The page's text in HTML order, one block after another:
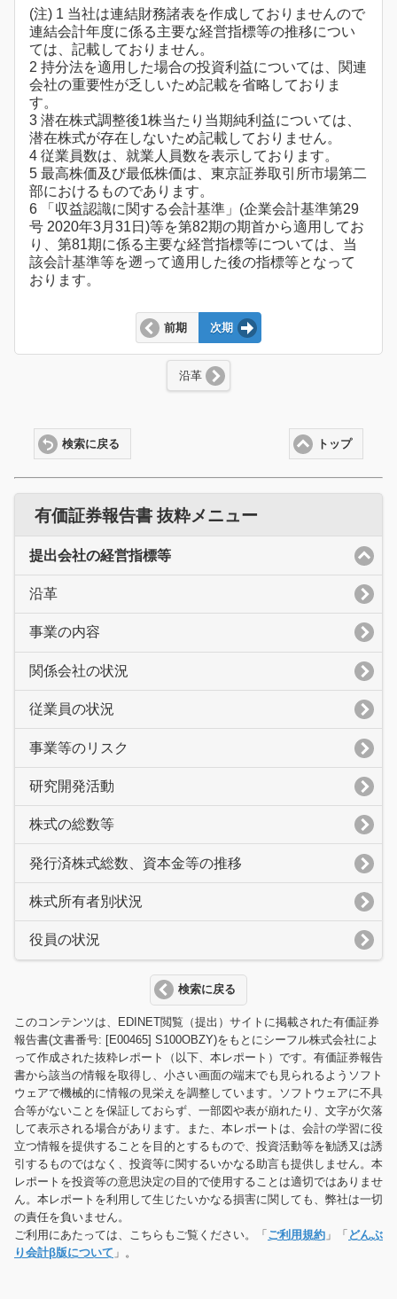
(注) 1 当社は連結財務諸表を作成しておりませんので
連結会計年度に係る主要な経営指標等の推移につい
ては、記載しておりません。
2 持分法を適用した場合の投資利益については、関連
会社の重要性が乏しいため記載を省略しておりま
す。
3 潜在株式調整後1株当たり当期純利益については、
潜在株式が存在しないため記載しておりません。
4 従業員数は、就業人員数を表示しております。
5 最高株価及び最低株価は、東京証券取引所市場第二
部におけるものであります。
6 「収益認識に関する会計基準」(企業会計基準第29
号 2020年3月31日)等を第82期の期首から適用してお
り、第81期に係る主要な経営指標等については、当
該会計基準等を遡って適用した後の指標等となって
おります。
前期 次期
沿革
トップ
検索に戻る
有価証券報告書 抜粋メニュー
提出会社の経営指標等
沿革
事業の内容
関係会社の状況
従業員の状況
事業等のリスク
研究開発活動
株式の総数等
発行済株式総数、資本金等の推移
株式所有者別状況
役員の状況
検索に戻る
このコンテンツは、EDINET閲覧（提出）サイトに掲載された有価証券
報告書(文書番号: [E00465] S100OBZY)をもとにシーフル株式会社によ
って作成された抜粋レポート（以下、本レポート）です。有価証券報告
書から該当の情報を取得し、小さい画面の端末でも見られるようソフト
ウェアで機械的に情報の見栄えを調整しています。ソフトウェアに不具
合等がないことを保証しておらず、一部図や表が崩れたり、文字が欠落
して表示される場合があります。また、本レポートは、会計の学習に役
立つ情報を提供することを目的とするもので、投資活動等を勧誘又は誘
引するものではなく、投資等に関するいかなる助言も提供しません。本
レポートを投資等の意思決定の目的で使用することは適切ではありませ
ん。本レポートを利用して生じたいかなる損害に関しても、弊社は一切
の責任を負いません。
ご利用にあたっては、こちらもご覧ください。「 ご利用規約 」「 どんぶ
り会計β版について 」。